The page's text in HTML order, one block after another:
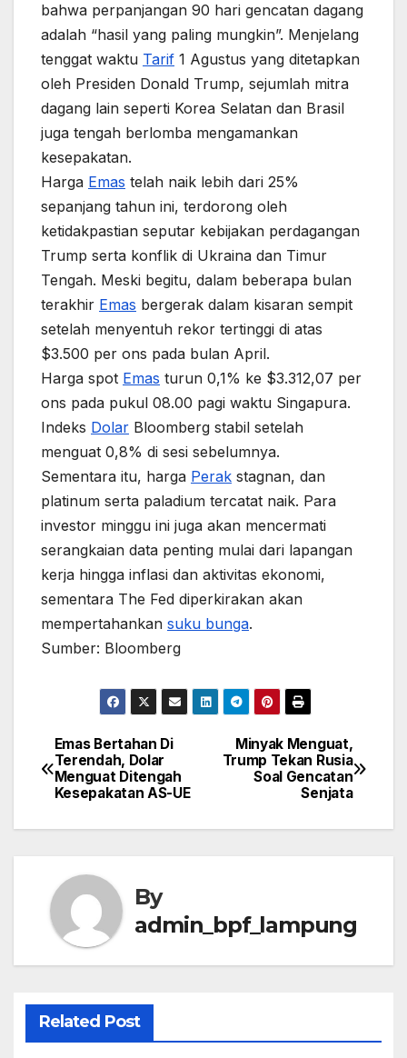
bahwa perpanjangan 90 hari gencatan dagang
adalah “hasil yang paling mungkin”. Menjelang
tenggat waktu Tarif 1 Agustus yang ditetapkan
oleh Presiden Donald Trump, sejumlah mitra
dagang lain seperti Korea Selatan dan Brasil
juga tengah berlomba mengamankan
kesepakatan.
Harga Emas telah naik lebih dari 25%
sepanjang tahun ini, terdorong oleh
ketidakpastian seputar kebijakan perdagangan
Trump serta konflik di Ukraina dan Timur
Tengah. Meski begitu, dalam beberapa bulan
terakhir Emas bergerak dalam kisaran sempit
setelah menyentuh rekor tertinggi di atas
$3.500 per ons pada bulan April.
Harga spot Emas turun 0,1% ke $3.312,07 per
ons pada pukul 08.00 pagi waktu Singapura.
Indeks Dolar Bloomberg stabil setelah
menguat 0,8% di sesi sebelumnya.
Sementara itu, harga Perak stagnan, dan
platinum serta paladium tercatat naik. Para
investor minggu ini juga akan mencermati
serangkaian data penting mulai dari lapangan
kerja hingga inflasi dan aktivitas ekonomi,
sementara The Fed diperkirakan akan
mempertahankan suku bunga.
Sumber: Bloomberg
Post
navigation
Minyak Menguat,
Trump Tekan Rusia
Soal Gencatan
Senjata
Emas Bertahan Di
Terendah, Dolar
Menguat Ditengah
Kesepakatan AS-UE
By
admin_bpf_lampung
Related Post